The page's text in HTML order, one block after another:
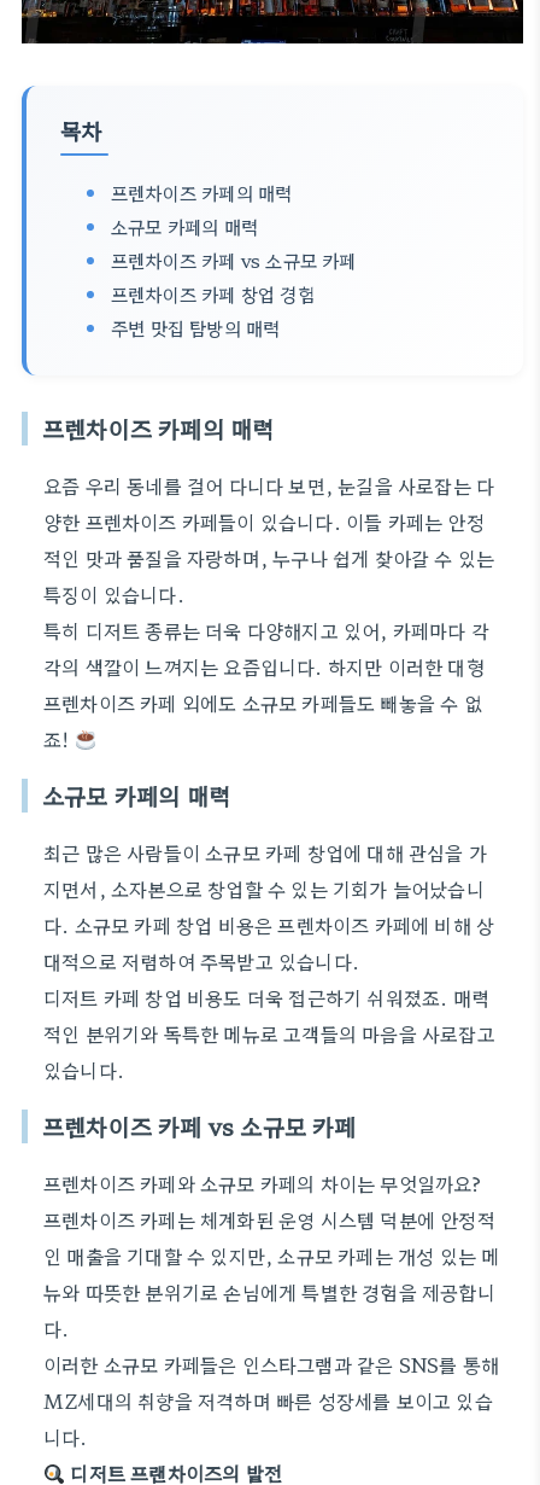
목차
프렌차이즈 카페의 매력
소규모 카페의 매력
프렌차이즈 카페 vs 소규모 카페
프렌차이즈 카페 창업 경험
주변 맛집 탐방의 매력
프렌차이즈 카페의 매력
요즘 우리 동네를 걸어 다니다 보면, 눈길을 사로잡는 다
양한 프렌차이즈 카페들이 있습니다. 이들 카페는 안정
적인 맛과 품질을 자랑하며, 누구나 쉽게 찾아갈 수 있는
특징이 있습니다.
특히 디저트 종류는 더욱 다양해지고 있어, 카페마다 각
각의 색깔이 느껴지는 요즘입니다. 하지만 이러한 대형
프렌차이즈 카페 외에도 소규모 카페들도 빼놓을 수 없
죠!
소규모 카페의 매력
최근 많은 사람들이 소규모 카페 창업에 대해 관심을 가
지면서, 소자본으로 창업할 수 있는 기회가 늘어났습니
다. 소규모 카페 창업 비용은 프렌차이즈 카페에 비해 상
대적으로 저렴하여 주목받고 있습니다.
디저트 카페 창업 비용도 더욱 접근하기 쉬워졌죠. 매력
적인 분위기와 독특한 메뉴로 고객들의 마음을 사로잡고
있습니다.
프렌차이즈 카페 vs 소규모 카페
프렌차이즈 카페와 소규모 카페의 차이는 무엇일까요?
프렌차이즈 카페는 체계화된 운영 시스템 덕분에 안정적
인 매출을 기대할 수 있지만, 소규모 카페는 개성 있는 메
뉴와 따뜻한 분위기로 손님에게 특별한 경험을 제공합니
다.
이러한 소규모 카페들은 인스타그램과 같은 SNS를 통해
MZ세대의 취향을 저격하며 빠른 성장세를 보이고 있습
니다.
디저트 프랜차이즈의 발전